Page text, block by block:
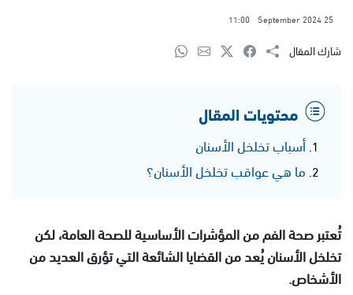
25 September 2024
11:00
شارك المقال
محتويات المقال
أسباب تخلخل الأسنان
ما هي عواقب تخلخل الأسنان؟
تُعتبر صحة الفم من المؤشرات الأساسية للصحة العامة، لكن
تخلخل الأسنان يُعد من القضايا الشائعة التي تؤرق العديد من
الأشخاص.